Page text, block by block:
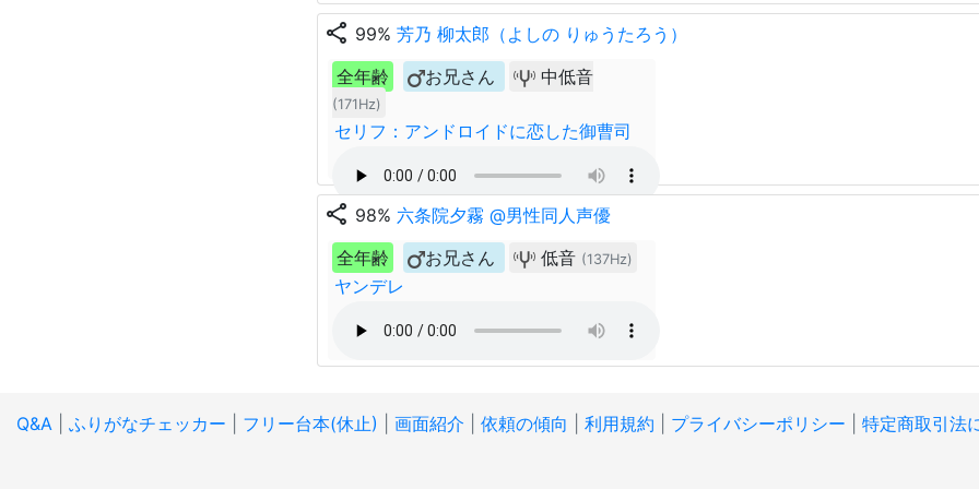
share 99% 芳乃 柳太郎（よしの りゅうたろう）
全年齢
お兄さん 中低音
(171Hz)
セリフ：アンドロイドに恋した御曹司
share 98% 六条院夕霧 @男性同人声優
全年齢
お兄さん 低音 (137Hz)
ヤンデレ
Q&A ふりがなチェッカー フリー台本(休止) 画面紹介 依頼の傾向 利用規約 プライバシーポリシー 特定商取引法